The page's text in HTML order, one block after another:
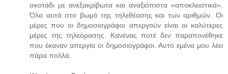
σκοτάδι με ανεξακρίβωτα και αναξιόπιστα «αποκλειστικά».
Όλα αυτά στο βωμό της τηλεθέασης και των αριθμών. Οι
μέρες που οι δημοσιογράφοι απεργούν είναι οι καλύτερες
μέρες της τηλεόρασης. Κανένας ποτέ δεν παραπονέθηκε
που έκαναν απεργία οι δημοσιογράφοι. Αυτό εμένα μου λέει
πάρα πολλά.